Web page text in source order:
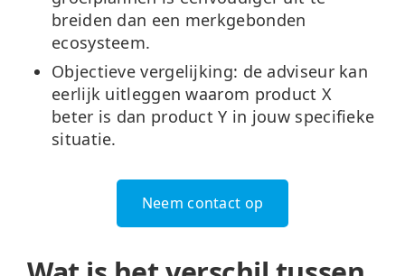
breiden dan een merkgebonden
ecosysteem.
Objectieve vergelijking: de adviseur kan
eerlijk uitleggen waarom product X
beter is dan product Y in jouw specifieke
situatie.
Neem contact op